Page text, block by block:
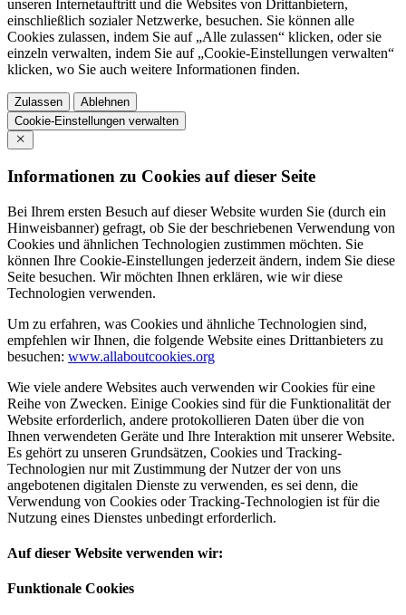
unseren Internetauftritt und die Websites von Drittanbietern,
einschließlich sozialer Netzwerke, besuchen. Sie können alle
Cookies zulassen, indem Sie auf „Alle zulassen“ klicken, oder sie
einzeln verwalten, indem Sie auf „Cookie-Einstellungen verwalten“
klicken, wo Sie auch weitere Informationen finden.
Zulassen
Ablehnen
Cookie-Einstellungen verwalten
Informationen zu Cookies auf dieser Seite
Bei Ihrem ersten Besuch auf dieser Website wurden Sie (durch ein
Hinweisbanner) gefragt, ob Sie der beschriebenen Verwendung von
Cookies und ähnlichen Technologien zustimmen möchten. Sie
können Ihre Cookie-Einstellungen jederzeit ändern, indem Sie diese
Seite besuchen. Wir möchten Ihnen erklären, wie wir diese
Technologien verwenden.
Um zu erfahren, was Cookies und ähnliche Technologien sind,
empfehlen wir Ihnen, die folgende Website eines Drittanbieters zu
besuchen: www.allaboutcookies.org
Wie viele andere Websites auch verwenden wir Cookies für eine
Reihe von Zwecken. Einige Cookies sind für die Funktionalität der
Website erforderlich, andere protokollieren Daten über die von
Ihnen verwendeten Geräte und Ihre Interaktion mit unserer Website.
Es gehört zu unseren Grundsätzen, Cookies und Tracking-
Technologien nur mit Zustimmung der Nutzer der von uns
angebotenen digitalen Dienste zu verwenden, es sei denn, die
Verwendung von Cookies oder Tracking-Technologien ist für die
Nutzung eines Dienstes unbedingt erforderlich.
Auf dieser Website verwenden wir:
Funktionale Cookies